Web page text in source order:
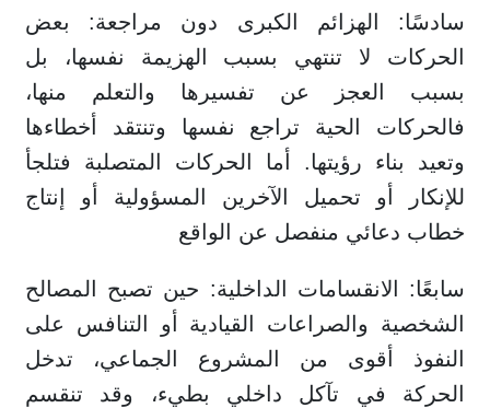
سادسًا: الهزائم الكبرى دون مراجعة: بعض
الحركات لا تنتهي بسبب الهزيمة نفسها، بل
بسبب العجز عن تفسيرها والتعلم منها،
فالحركات الحية تراجع نفسها وتنتقد أخطاءها
وتعيد بناء رؤيتها. أما الحركات المتصلبة فتلجأ
للإنكار أو تحميل الآخرين المسؤولية أو إنتاج
خطاب دعائي منفصل عن الواقع
سابعًا: الانقسامات الداخلية: حين تصبح المصالح
الشخصية والصراعات القيادية أو التنافس على
النفوذ أقوى من المشروع الجماعي، تدخل
الحركة في تآكل داخلي بطيء، وقد تنقسم